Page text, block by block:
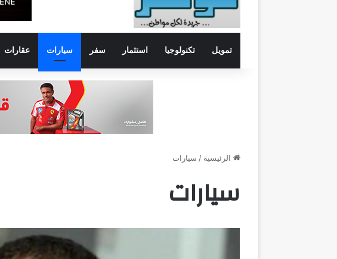
تمويل تكنولوجيا استثمار سفر سيارات عقارات
الرئيسية / سيارات
سيارات